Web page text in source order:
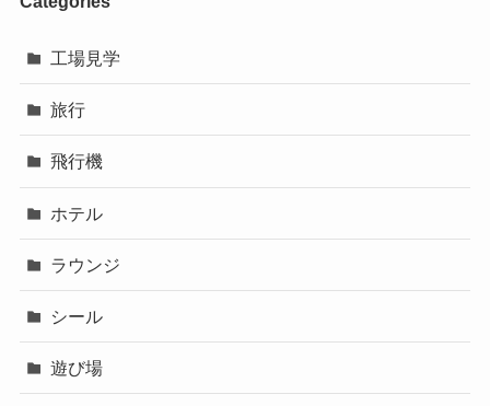
工場見学
旅行
飛行機
ホテル
ラウンジ
シール
遊び場